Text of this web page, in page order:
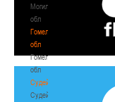
Могилевская
обл
Гомельская
обл
Гомельская
обл
Судейство
Судейство